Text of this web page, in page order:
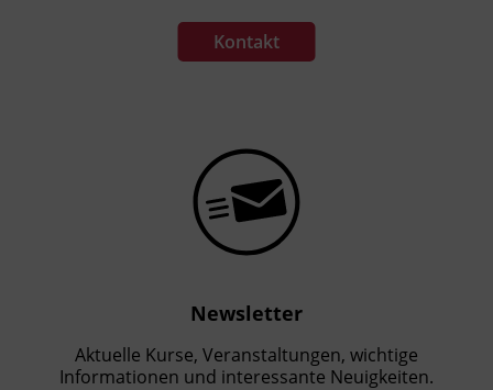
Kontakt
Newsletter
Aktuelle Kurse, Veranstaltungen, wichtige
Informationen und interessante Neuigkeiten.